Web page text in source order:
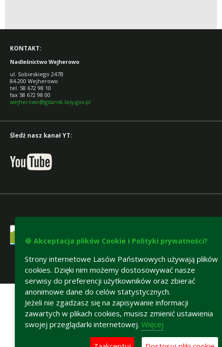
KONTAKT:
Nadleśnictwo Wejherowo
ul. Sobieskiego 247B
84-200 Wejherowo
tel. 58 672 98 10
fax 58 672 98 00
wejherowo@gdansk.lasy.gov.pl
Śledź nasz kanał YT:
Deklaracja dostępności
🍪 Akceptacja plików Cookie i Polityki prywatności?
Strony internetowe Lasów Państwowych używają plików
cookies. Dzięki nim możemy dostosowywać nasze
serwisy do preferencji użytkowników oraz zbierać
anonimowe dane do celów statystycznych.
Jeżeli nie zgadzasz się na zapisywanie informacji
zawartych w plikach cookies, musisz zmienić ustawienia
swojej przeglądarki internetowej. Więcej